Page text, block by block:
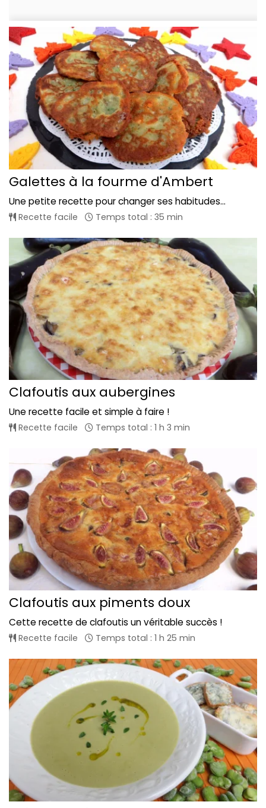
Galettes à la fourme d'Ambert
Une petite recette pour changer ses habitudes...
Recette facile Temps total : 35 min
Clafoutis aux aubergines
Une recette facile et simple à faire !
Recette facile Temps total : 1 h 3 min
Clafoutis aux piments doux
Cette recette de clafoutis un véritable succès !
Recette facile Temps total : 1 h 25 min